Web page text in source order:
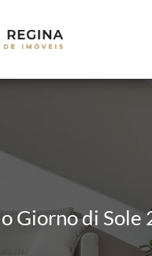
Giorno di Sole